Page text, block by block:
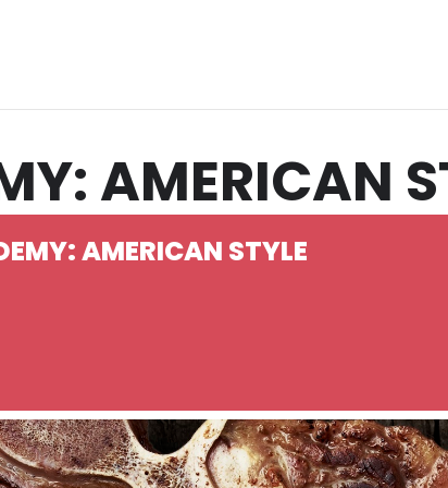
AMERICAN
AMERICAN STYLE